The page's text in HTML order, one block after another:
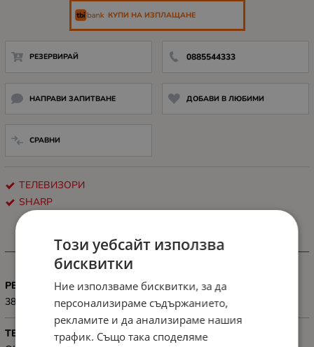
КУПИ НА ИЗПЛАЩАНЕ
РЕЗЕРВИРАЙ 0885544333
НАПРАВИ ЗАПИТВАНЕ ДОБАВИ В ЛЮБИМИ
СРАВНИ
ТЕЛЕВИЗОРИ
SHARP
ХАРАКТЕРИСТИКИ
РЕЗОЛЮЦИЯ
3840x2160
ТЕХНОЛОГИЯ
Този уебсайт използва
бисквитки
Ние използваме бисквитки, за да
персонализираме съдържанието,
рекламите и да анализираме нашия
трафик. Също така споделяме